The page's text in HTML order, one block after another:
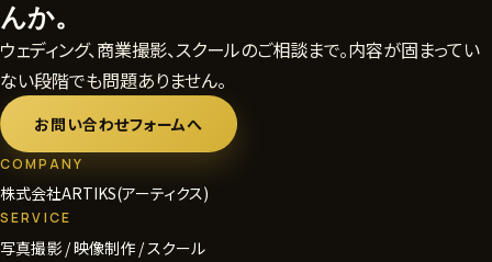
んか。
ウェディング、商業撮影、スクールのご相談まで。内容が固まってい
ない段階でも問題ありません。
お問い合わせフォームへ
COMPANY
株式会社ARTIKS(アーティクス)
SERVICE
写真撮影 / 映像制作 / スクール